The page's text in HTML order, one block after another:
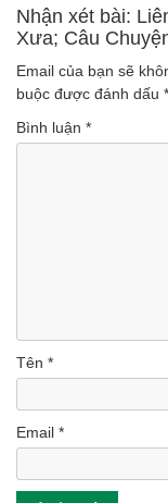
(Lượt nghe: 75)
Nhạc miền Tây đặc
(Lượt nghe: 46)
Nhận xét bài:
Xưa; Câu
Email của bạn sẽ
buộc được đánh dấu *
Bình luận *
Tên *
Email *